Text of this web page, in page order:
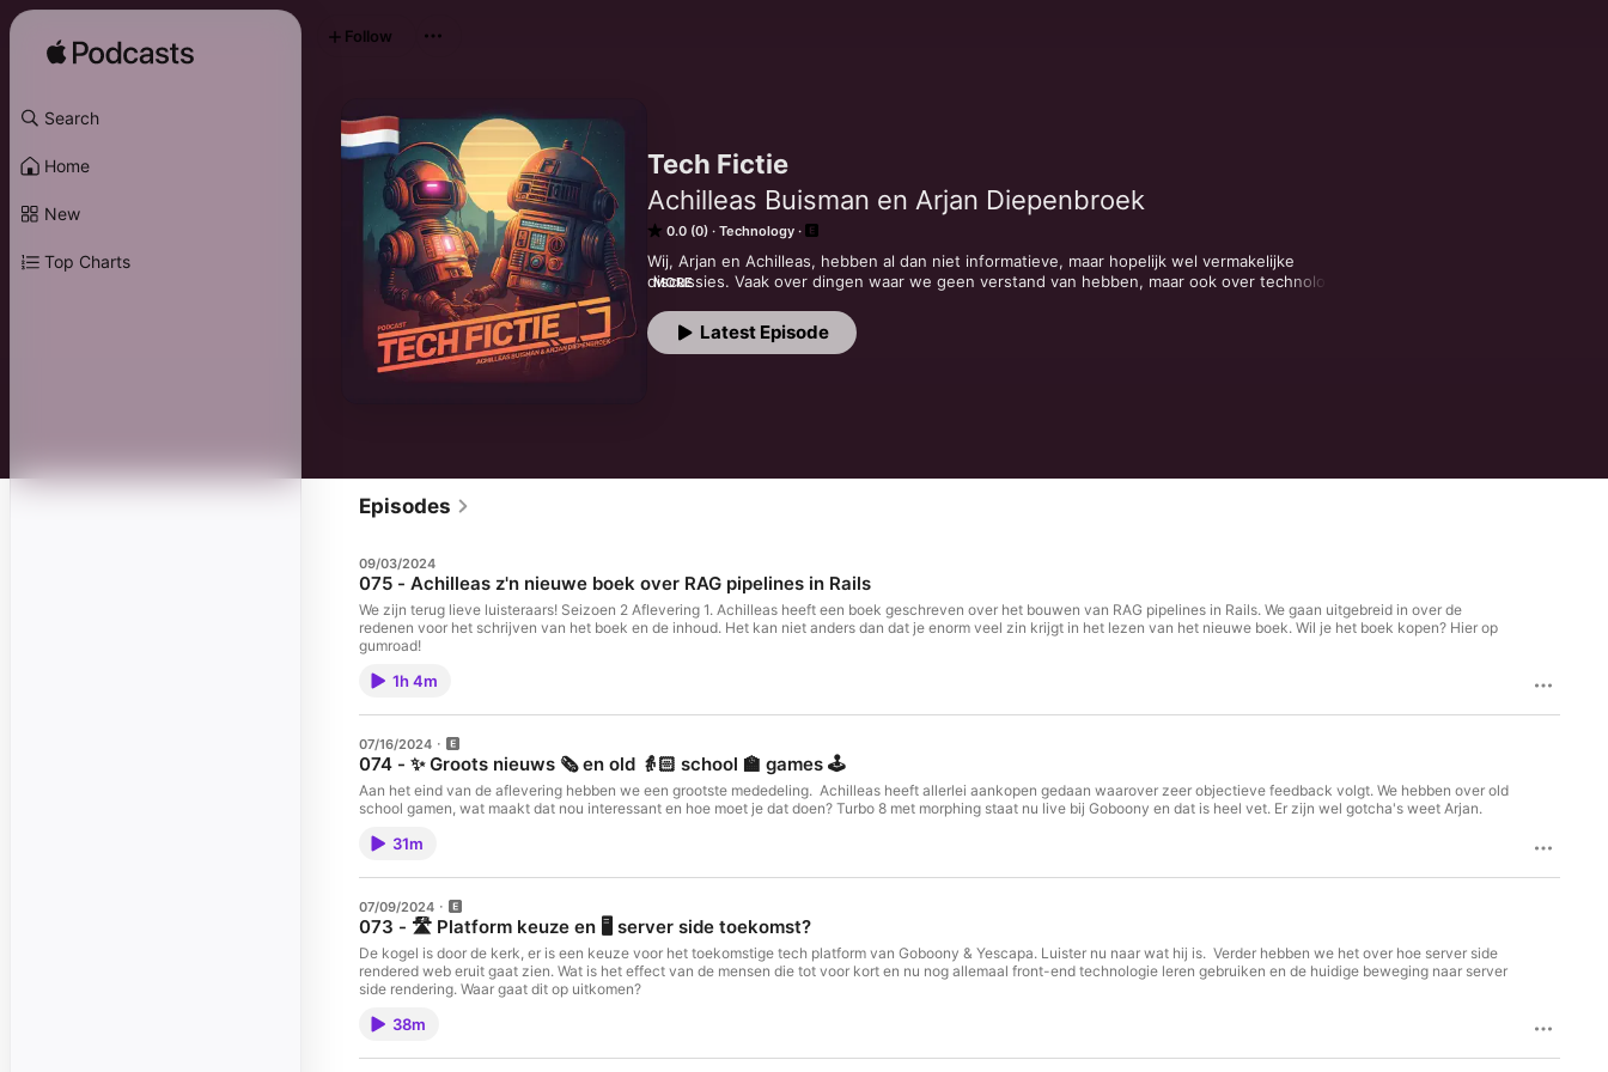
Search
Home
New
Top Charts
Tech Fictie
Achilleas Buisman en Arjan Diepenbroek
0.0 (0) Technology
Wij, Arjan en Achilleas, hebben al dan niet informatieve, maar hopelijk wel vermakelijke
discussies. Vaak over dingen waar we geen verstand van hebben, maar ook over technologie
MORE
Latest Episode
Follow
Episodes
09/03/2024
075 - Achilleas z'n nieuwe boek over RAG pipelines in Rails
We zijn terug lieve luisteraars! Seizoen 2 Aflevering 1. Achilleas heeft een boek geschreven over het bouwen van RAG pipelines in Rails. We gaan uitgebreid in over de
redenen voor het schrijven van het boek en de inhoud. Het kan niet anders dan dat je enorm veel zin krijgt in het lezen van het nieuwe boek. Wil je het boek kopen? Hier op
gumroad!
1h 4m
07/16/2024
074 - ✨ Groots nieuws 🗞️ en old 👵🏻 school 🏫 games 🕹️
Aan het eind van de aflevering hebben we een grootste mededeling. Achilleas heeft allerlei aankopen gedaan waarover zeer objectieve feedback volgt. We hebben over old
school gamen, wat maakt dat nou interessant en hoe moet je dat doen? Turbo 8 met morphing staat nu live bij Goboony en dat is heel vet. Er zijn wel gotcha's weet Arjan.
31m
07/09/2024
073 - 🛣️ Platform keuze en 🖥️ server side toekomst?
De kogel is door de kerk, er is een keuze voor het toekomstige tech platform van Goboony & Yescapa. Luister nu naar wat hij is. Verder hebben we het over hoe server side
rendered web eruit gaat zien. Wat is het effect van de mensen die tot voor kort en nu nog allemaal front-end technologie leren gebruiken en de huidige beweging naar server
side rendering. Waar gaat dit op uitkomen?
38m